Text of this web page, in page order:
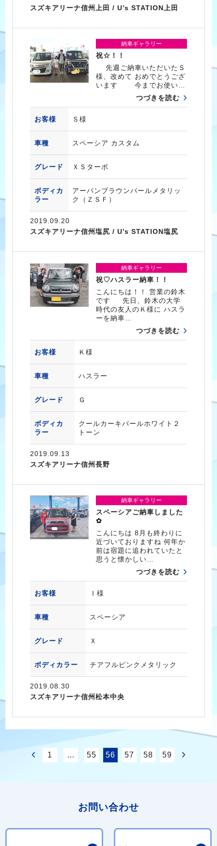
スズキアリーナ信州上田 / U’s STATION上田
納車ギャラリー
祝☆！！
先週ご納車いただいたＳ
様、改めて おめでとうござ
います 今までお使い…
つづきを読む
お客様 Ｓ様
車種 スペーシア カスタム
グレード ＸＳターボ
ボディカ
ラー
アーバンブラウンパールメタリッ
ク（ＺＳＦ）
2019.09.20
スズキアリーナ信州塩尻 / U’s STATION塩尻
納車ギャラリー
祝♡ハスラー納車！！
こんにちは！！ 営業の鈴木
です 先日、鈴木の大学
時代の友人のＫ様に ハスラ
ーを納車…
つづきを読む
お客様 Ｋ様
車種 ハスラー
グレード Ｇ
ボディカ
ラー
クールカーキパールホワイト２
トーン
2019.09.13
スズキアリーナ信州長野
納車ギャラリー
スペーシアご納車しました
✿
こんにちは 8月も終わりに
近づいておりますね 何年か
前は宿題に追われていたと
思うと懐かしい…
つづきを読む
お客様 Ｉ様
車種 スペーシア
グレード Ｘ
ボディカラー チアフルピンクメタリック
2019.08.30
スズキアリーナ信州松本中央
1 … 55 56 57 58 59
お問い合わせ